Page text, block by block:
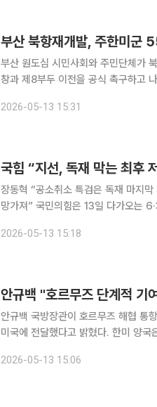
부산 북항재개발, 주한미군
부산 원도심 시민사회와 주민단체가
창과 제8부두 이전을 공식 촉구하고 나섰다. 이들은 “북항의 미래를 말하면서 도심
와 주민모임은 12일 공동 성명을 통
2026-05-13 15:31
국힘 “지선, 독재 막는 최후
장동혁 “공소취소 특검은 독재 마지
망가져” 국민의힘은 13일 다가오는 6·3 지방선거를 “이재명 정권 독재를 막는 최후 결전”으로 규정
2026-05-13 15:18
안규백 "호르무즈 단계적 기
안규백 국방장관이 호르무즈 해협 통
미국에 전달했다고 밝혔다. 한미 양
D.C. 주미한국대사관에서 기자들과
2026-05-13 15:06